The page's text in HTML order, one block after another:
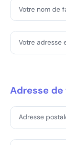
Votre nom de
Votre adresse
Adresse
Adresse